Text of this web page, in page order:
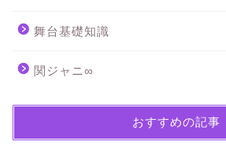
舞台基礎知識
関ジャニ∞
おすすめの記事